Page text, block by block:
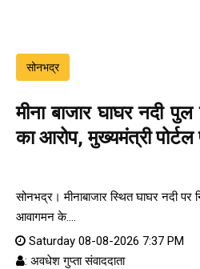
सोनभद्र
मीना बाजार घाघर नदी पुल
का आरोप, मुख्यमंत्री
सोनभद्र। मीनाबाजार स्थित घाघर नदी
आवागमन के....
Saturday 08-08-2026 7:37 PM
: अवधेश गुप्ता संवाददाता